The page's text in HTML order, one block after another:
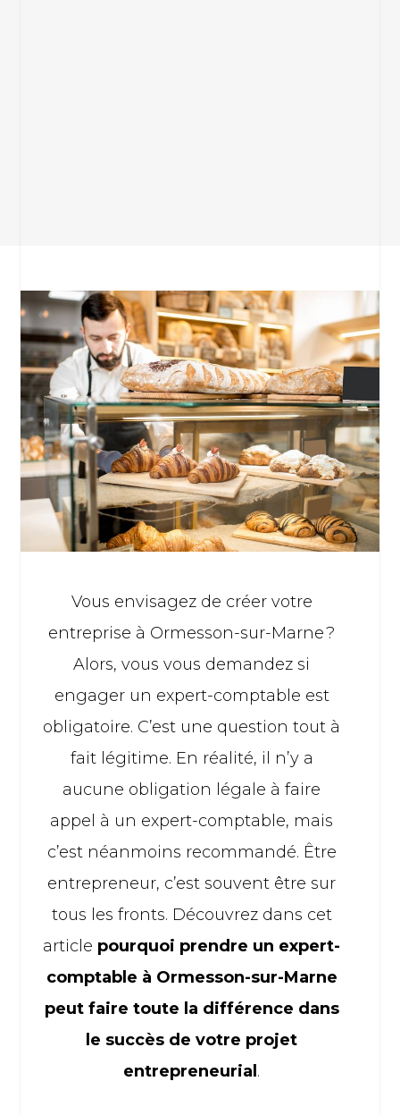
Vous envisagez de créer votre
entreprise à Ormesson-sur-Marne ?
Alors, vous vous demandez si
engager un expert-comptable est
obligatoire. C’est une question tout à
fait légitime. En réalité, il n’y a
aucune obligation légale à faire
appel à un expert-comptable, mais
c’est néanmoins recommandé. Être
entrepreneur, c’est souvent être sur
tous les fronts. Découvrez dans cet
article pourquoi prendre un expert-
comptable à Ormesson-sur-Marne
peut faire toute la différence dans
le succès de votre projet
entrepreneurial .